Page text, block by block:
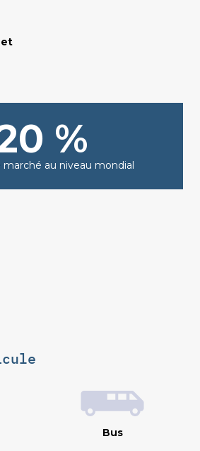
et
%
marché au niveau mondial
Bus